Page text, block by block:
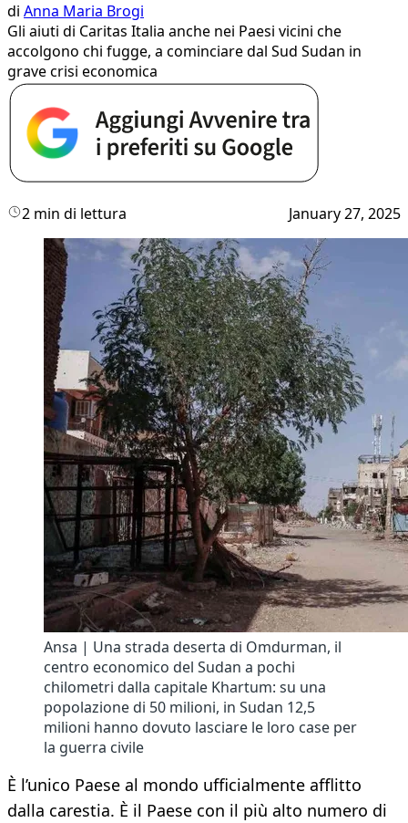
di Anna Maria Brogi
Gli aiuti di Caritas Italia anche nei Paesi vicini che
accolgono chi fugge, a cominciare dal Sud Sudan in
grave crisi economica
2 min di lettura January 27, 2025
Ansa | Una strada deserta di Omdurman, il
centro economico del Sudan a pochi
chilometri dalla capitale Khartum: su una
popolazione di 50 milioni, in Sudan 12,5
milioni hanno dovuto lasciare le loro case per
la guerra civile
È l’unico Paese al mondo ufficialmente afflitto
dalla carestia. È il Paese con il più alto numero di